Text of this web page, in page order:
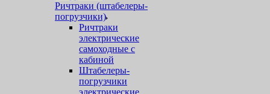
Ричтраки (штабелеры-
погрузчики)
Ричтраки
электрические
самоходные с
кабиной
Штабелеры-
погрузчики
электрические